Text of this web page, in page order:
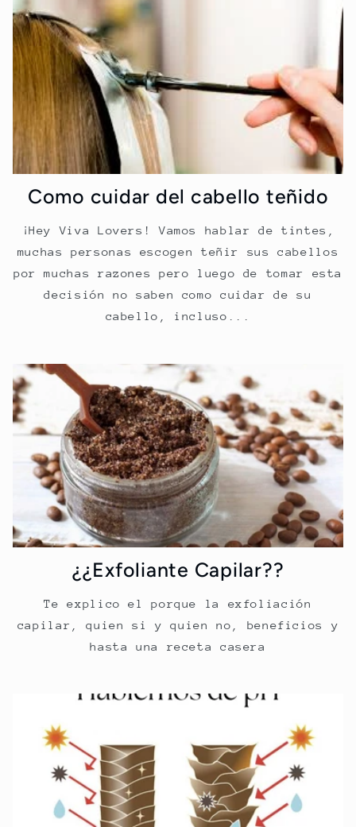
Como cuidar del cabello teñido
¡Hey Viva Lovers! Vamos hablar de tintes,
muchas personas escogen teñir sus cabellos
por muchas razones pero luego de tomar esta
decisión no saben como cuidar de su
cabello, incluso...
¿¿Exfoliante Capilar??
Te explico el porque la exfoliación
capilar, quien si y quien no, beneficios y
hasta una receta casera